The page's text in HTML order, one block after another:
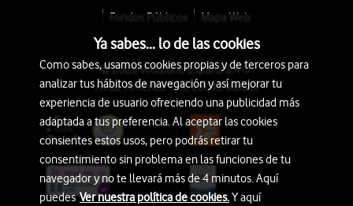
Fondos Públicos
Mapa Web
© 2026 Vodafone España S.A.U.
Avda. América 115, 28042 Madrid
Ya sabes... lo de las cookies
Como sabes, usamos cookies propias y de terceros para
analizar tus hábitos de navegación y así mejorar tu
experiencia de usuario ofreciendo una publicidad más
adaptada a tus preferencia. Al aceptar las cookies
consientes estos usos, pero podrás retirar tu
consentimiento sin problema en las funciones de tu
navegador y no te llevará más de 4 minutos. Aquí
puedesVer nuestra política de cookies.Y aquí